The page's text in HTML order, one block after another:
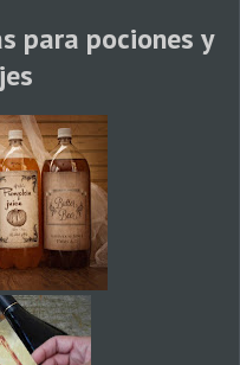
para pociones y